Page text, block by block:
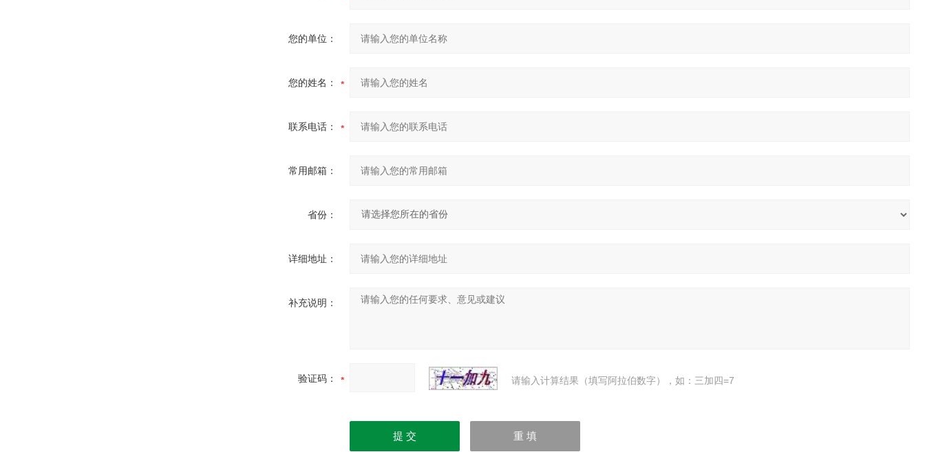
您的单位：
您的姓名：
联系电话：
常用邮箱：
省份：
详细地址：
补充说明：
验证码： 请输入计算结果（填写阿拉伯数字），如：三加四=7